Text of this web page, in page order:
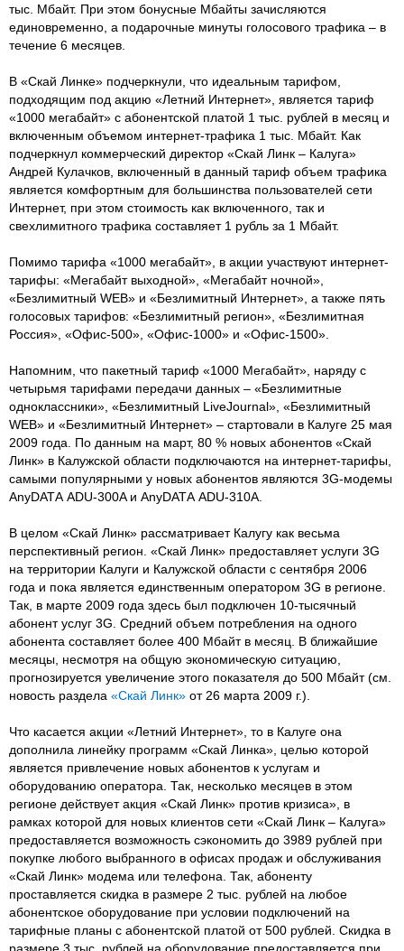
тыс. Мбайт. При этом бонусные Мбайты зачисляются
единовременно, а подарочные минуты голосового трафика – в
течение 6 месяцев.
В «Скай Линке» подчеркнули, что идеальным тарифом,
подходящим под акцию «Летний Интернет», является тариф
«1000 мегабайт» с абонентской платой 1 тыс. рублей в месяц и
включенным объемом интернет-трафика 1 тыс. Мбайт. Как
подчеркнул коммерческий директор «Скай Линк – Калуга»
Андрей Кулачков, включенный в данный тариф объем трафика
является комфортным для большинства пользователей сети
Интернет, при этом стоимость как включенного, так и
свехлимитного трафика составляет 1 рубль за 1 Мбайт.
Помимо тарифа «1000 мегабайт», в акции участвуют интернет-
тарифы: «Мегабайт выходной», «Мегабайт ночной»,
«Безлимитный WEB» и «Безлимитный Интернет», а также пять
голосовых тарифов: «Безлимитный регион», «Безлимитная
Россия», «Офис-500», «Офис-1000» и «Офис-1500».
Напомним, что пакетный тариф «1000 Мегабайт», наряду с
четырьмя тарифами передачи данных – «Безлимитные
одноклассники», «Безлимитный LiveJournal», «Безлимитный
WEB» и «Безлимитный Интернет» – стартовали в Калуге 25 мая
2009 года. По данным на март, 80 % новых абонентов «Скай
Линк» в Калужской области подключаются на интернет-тарифы,
самыми популярными у новых абонентов являются 3G-модемы
AnyDАТА ADU-300A и AnyDАТА ADU-310A.
В целом «Скай Линк» рассматривает Калугу как весьма
перспективный регион. «Скай Линк» предоставляет услуги 3G
на территории Калуги и Калужской области с сентября 2006
года и пока является единственным оператором 3G в регионе.
Так, в марте 2009 года здесь был подключен 10-тысячный
абонент услуг 3G. Средний объем потребления на одного
абонента составляет более 400 Мбайт в месяц. В ближайшие
месяцы, несмотря на общую экономическую ситуацию,
прогнозируется увеличение этого показателя до 500 Мбайт (см.
новость раздела «Скай Линк» от 26 марта 2009 г.).
Что касается акции «Летний Интернет», то в Калуге она
дополнила линейку программ «Скай Линка», целью которой
является привлечение новых абонентов к услугам и
оборудованию оператора. Так, несколько месяцев в этом
регионе действует акция «Скай Линк» против кризиса», в
рамках которой для новых клиентов сети «Скай Линк – Калуга»
предоставляется возможность сэкономить до 3989 рублей при
покупке любого выбранного в офисах продаж и обслуживания
«Скай Линк» модема или телефона. Так, абоненту
проставляется скидка в размере 2 тыс. рублей на любое
абонентское оборудование при условии подключений на
тарифные планы с абонентской платой от 500 рублей. Скидка в
размере 3 тыс. рублей на оборудование предоставляется при